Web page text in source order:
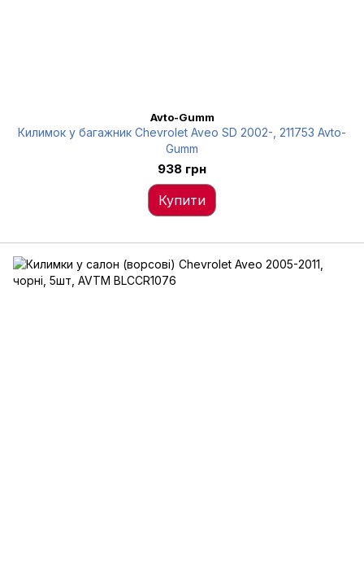
Avto-Gumm
Килимок у багажник Chevrolet Aveo SD 2002-, 211753 Avto-
Gumm
938 грн
Купити